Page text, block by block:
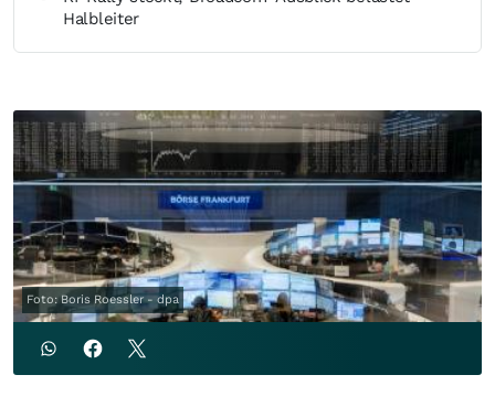
Halbleiter
Foto: Boris Roessler - dpa